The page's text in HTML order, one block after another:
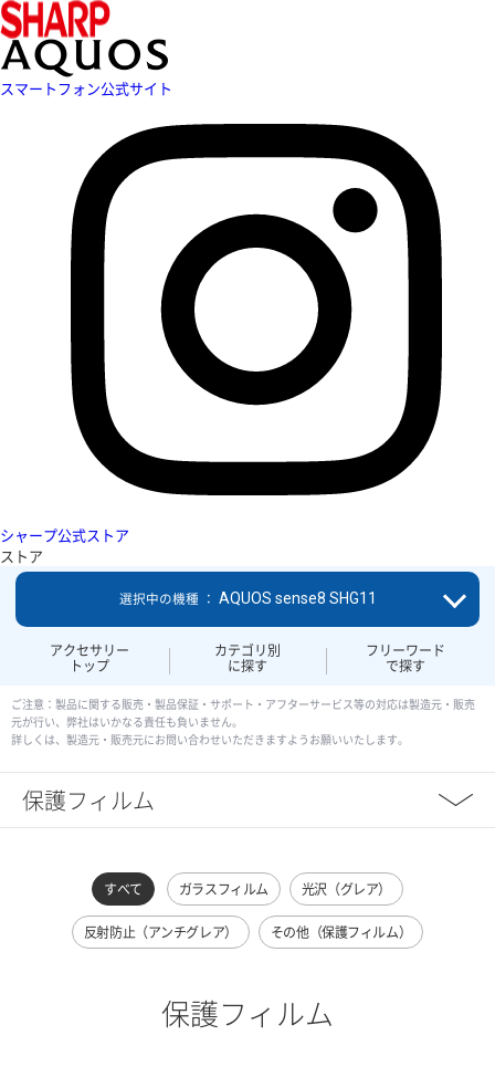
スマートフォン公式サイト
シャープ公式ストア
ストア
アクセサリー
トップ
カテゴリ別
に探す
フリーワード
で探す
選択中の機種 ： AQUOS sense8 SHG11
ご注意：製品に関する販売・製品保証・サポート・アフターサービス等の対応は製造元・販売
元が行い、弊社はいかなる責任も負いません。
詳しくは、製造元・販売元にお問い合わせいただきますようお願いいたします。
保護フィルム
すべて ガラスフィルム 光沢（グレア）
反射防止（アンチグレア） その他（保護フィルム）
保護フィルム